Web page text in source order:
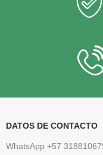
DATOS DE CONTACTO
WhatsApp +57